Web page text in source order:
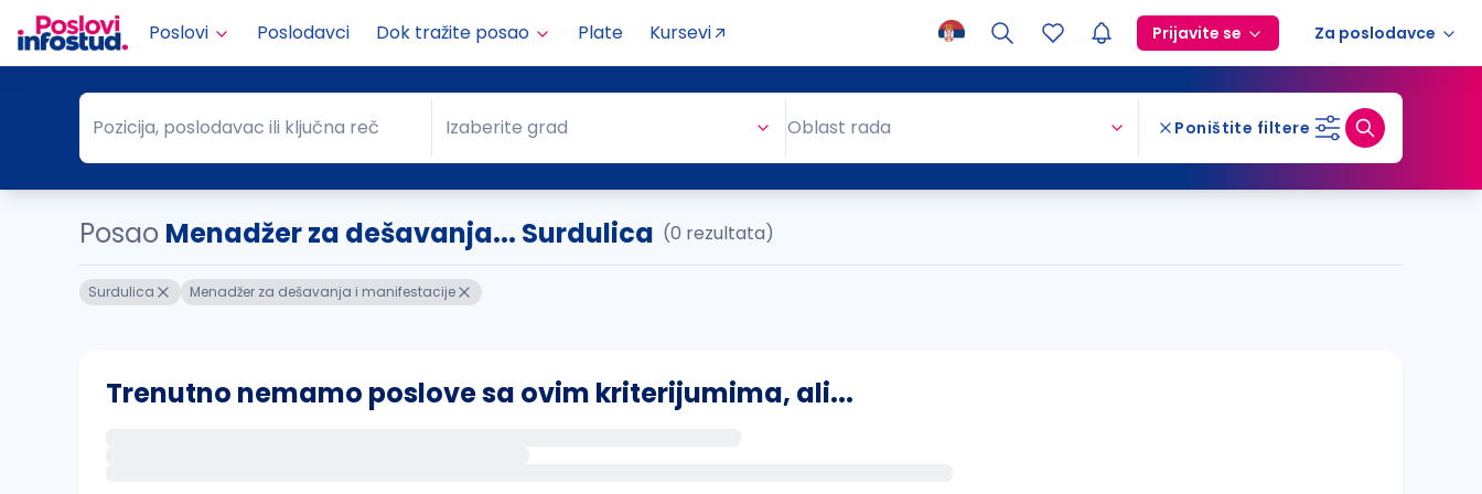
Poslovi Poslodavci Dok tražite posao Plate Kursevi Prijavite se Za poslodavce
Pozicija, poslodavac ili ključna reč
Pozicija, poslodavac ili ključna reč Grad
Izaberite grad Oblast rada Poništite filtere
Posao Menadžer za dešavanja... Surdulica (0 rezultata)
Surdulica Menadžer za dešavanja i manifestacije
Trenutno nemamo poslove sa ovim kriterijumima, ali...